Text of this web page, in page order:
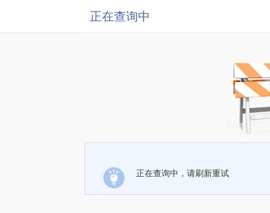
正在查询中
正在查询中，请刷新重试